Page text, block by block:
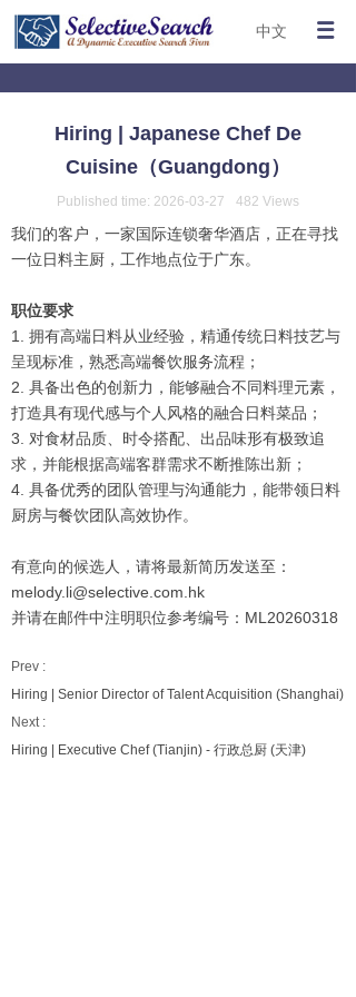
中文
Hiring | Japanese Chef De
Cuisine（Guangdong）
Published time: 2026-03-27 482 Views
我们的客户，一家国际连锁奢华酒店，正在寻找
一位日料主厨，工作地点位于广东。
职位要求
1. 拥有高端日料从业经验，精通传统日料技艺与
呈现标准，熟悉高端餐饮服务流程；
2. 具备出色的创新力，能够融合不同料理元素，
打造具有现代感与个人风格的融合日料菜品；
3. 对食材品质、时令搭配、出品味形有极致追
求，并能根据高端客群需求不断推陈出新；
4. 具备优秀的团队管理与沟通能力，能带领日料
厨房与餐饮团队高效协作。
有意向的候选人，请将最新简历发送至：
melody.li@selective.com.hk
并请在邮件中注明职位参考编号：ML20260318
Prev :
Hiring | Senior Director of Talent Acquisition (Shanghai)
Next :
Hiring | Executive Chef (Tianjin) - 行政总厨 (天津)